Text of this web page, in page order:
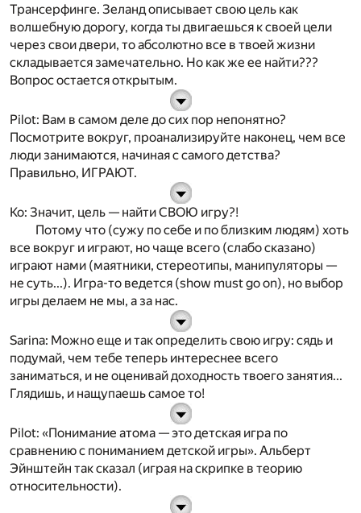
Трансерфинге. Зеланд описывает свою цель как
волшебную дорогу, когда ты двигаешься к своей цели
через свои двери, то абсолютно все в твоей жизни
складывается замечательно. Но как же ее найти???
Вопрос остается открытым.
Pilot: Вам в самом деле до сих пор непонятно?
Посмотрите вокруг, проанализируйте наконец, чем все
люди занимаются, начиная с самого детства?
Правильно, ИГРАЮТ.
Ко: Значит, цель — найти СВОЮ игру?!
Потому что (сужу по себе и по близким людям) хоть
все вокруг и играют, но чаще всего (слабо сказано)
играют нами (маятники, стереотипы, манипуляторы —
не суть...). Игра-то ведется (show must go on), но выбор
игры делаем не мы, а за нас.
Sarina: Можно еще и так определить свою игру: сядь и
подумай, чем тебе теперь интереснее всего
заниматься, и не оценивай доходность твоего занятия...
Глядишь, и нащупаешь самое то!
Pilot: «Понимание атома — это детская игра по
сравнению с пониманием детской игры». Альберт
Эйнштейн так сказал (играя на скрипке в теорию
относительности).